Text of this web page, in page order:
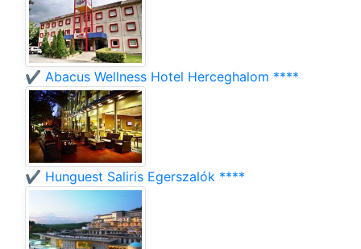
✔️ Abacus Wellness Hotel Herceghalom ****
✔️ Hunguest Saliris Egerszalók ****